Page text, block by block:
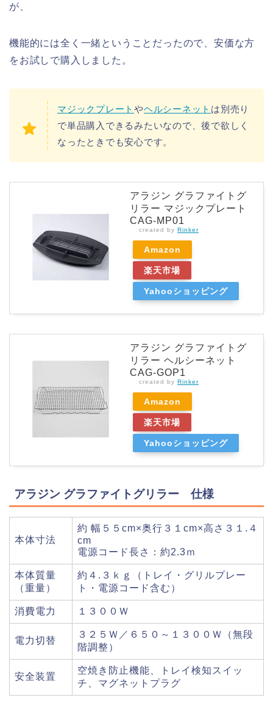
が、
機能的には全く一緒ということだったので、安価な方
をお試しで購入しました。
マジックプレートやヘルシーネット は別売り
で単品購入できるみたいなので、後で欲しく
なったときでも安心です。
アラジン グラファイトグ
リラー マジックプレート
CAG-MP01
created by Rinker
Amazon
楽天市場
Yahooショッピング
アラジン グラファイトグ
リラー ヘルシーネット
CAG-GOP1
created by Rinker
Amazon
楽天市場
Yahooショッピング
アラジン グラファイトグリラー 仕様
本体寸法
約 幅５５cm×奥行３１cm×高さ３１.４
cm
電源コード長さ：約2.3ｍ
本体質量
（重量）
約４.３ｋｇ（トレイ・グリルプレー
ト・電源コード含む）
消費電力 １３００Ｗ
電力切替
３２５Ｗ／６５０～１３００Ｗ（無段
階調整）
安全装置
空焼き防止機能、トレイ検知スイッ
チ、マグネットプラグ